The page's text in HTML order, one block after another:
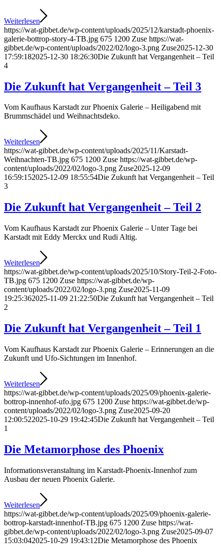
Weiterlesen
https://wat-gibbet.de/wp-content/uploads/2025/12/karstadt-phoenix-
galerie-bottrop-story-4-TB.jpg 675 1200 Zuse https://wat-
gibbet.de/wp-content/uploads/2022/02/logo-3.png Zuse2025-12-30
17:59:182025-12-30 18:26:30Die Zukunft hat Ver­gangenheit – Teil
4
Die Zukunft hat Ver­gangenheit – Teil 3
Vom Kaufhaus Karstadt zur Phoenix Galerie – Heiligabend mit
Brummschädel und Weihnachtsdeko.
Weiterlesen
https://wat-gibbet.de/wp-content/uploads/2025/11/Karstadt-
Weihnachten-TB.jpg 675 1200 Zuse https://wat-gibbet.de/wp-
content/uploads/2022/02/logo-3.png Zuse2025-12-09
16:59:152025-12-09 18:55:54Die Zukunft hat Ver­gangenheit – Teil
3
Die Zukunft hat Ver­gangenheit – Teil 2
Vom Kaufhaus Karstadt zur Phoenix Galerie – Unter Tage bei
Karstadt mit Eddy Merckx und Rudi Altig.
Weiterlesen
https://wat-gibbet.de/wp-content/uploads/2025/10/Story-Teil-2-Foto-
TB.jpg 675 1200 Zuse https://wat-gibbet.de/wp-
content/uploads/2022/02/logo-3.png Zuse2025-11-09
19:25:362025-11-09 21:22:50Die Zukunft hat Ver­gangenheit – Teil
2
Die Zukunft hat Ver­gangenheit – Teil 1
Vom Kaufhaus Karstadt zur Phoenix Galerie – Erinnerungen an die
Zukunft und Ufo-Sichtungen im Innenhof.
Weiterlesen
https://wat-gibbet.de/wp-content/uploads/2025/09/phoenix-galerie-
bottrop-innenhof-ufo.jpg 675 1200 Zuse https://wat-gibbet.de/wp-
content/uploads/2022/02/logo-3.png Zuse2025-09-20
12:00:522025-10-29 19:42:45Die Zukunft hat Ver­gangenheit – Teil
1
Die Metamorphose des Phoenix
Informationsver­­anstaltung im Karstadt-Phoenix-Innenhof zum
Ausbau der neuen Phoenix Galerie.
Weiterlesen
https://wat-gibbet.de/wp-content/uploads/2025/09/phoenix-galerie-
bottrop-karstadt-innenhof-TB.jpg 675 1200 Zuse https://wat-
gibbet.de/wp-content/uploads/2022/02/logo-3.png Zuse2025-09-07
15:03:042025-10-29 19:43:12Die Metamorphose des Phoenix